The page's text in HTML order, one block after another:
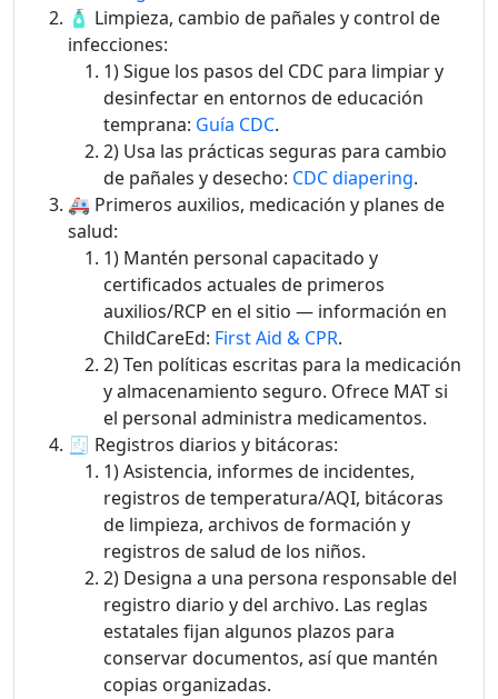
🧴 Limpieza, cambio de pañales y control de
infecciones:
1) Sigue los pasos del CDC para limpiar y
desinfectar en entornos de educación
temprana: Guía CDC.
2) Usa las prácticas seguras para cambio
de pañales y desecho: CDC diapering.
🚑 Primeros auxilios, medicación y planes de
salud:
1) Mantén personal capacitado y
certificados actuales de primeros
auxilios/RCP en el sitio — información en
ChildCareEd: First Aid & CPR.
2) Ten políticas escritas para la medicación
y almacenamiento seguro. Ofrece MAT si
el personal administra medicamentos.
🧾 Registros diarios y bitácoras:
1) Asistencia, informes de incidentes,
registros de temperatura/AQI, bitácoras
de limpieza, archivos de formación y
registros de salud de los niños.
2) Designa a una persona responsable del
registro diario y del archivo. Las reglas
estatales fijan algunos plazos para
conservar documentos, así que mantén
copias organizadas.